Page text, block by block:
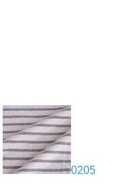
0205